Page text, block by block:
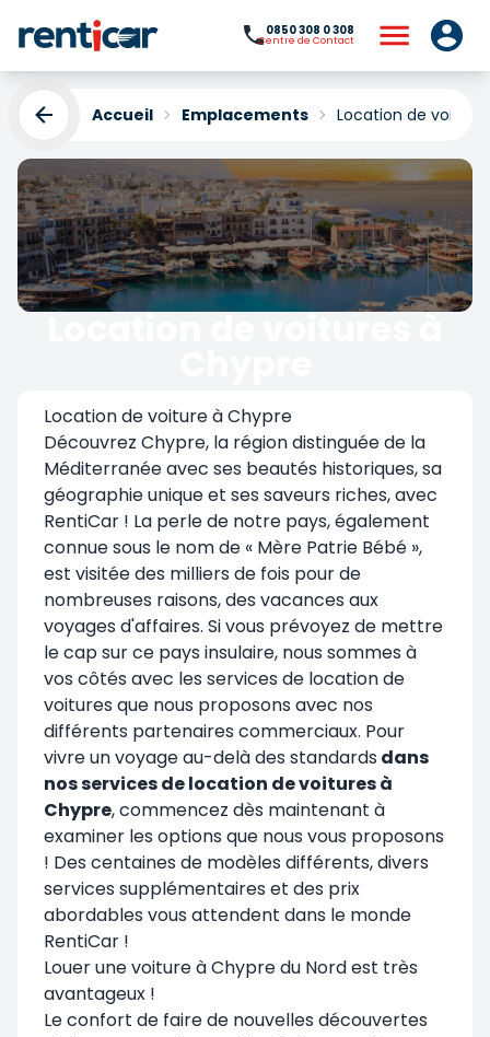
0850 308 0 308
Centre de Contact
Accueil Emplacements Location de
Location de voitures à
Location de voiture à Chypre
Découvrez Chypre, la région distinguée de la
Méditerranée avec ses beautés historiques, sa
géographie unique et ses saveurs riches, avec
RentiCar ! La perle de notre pays, également
connue sous le nom de « Mère Patrie Bébé »,
est visitée des milliers de fois pour de
nombreuses raisons, des vacances aux
voyages d'affaires. Si vous prévoyez de mettre
le cap sur ce pays insulaire, nous sommes à
vos côtés avec les services de location de
voitures que nous proposons avec nos
différents partenaires commerciaux. Pour
vivre un voyage au-delà des standards dans
nos services de location de voitures à
Chypre, commencez dès maintenant à
examiner les options que nous vous proposons
! Des centaines de modèles différents, divers
services supplémentaires et des prix
abordables vous attendent dans le monde
RentiCar !
Louer une voiture à Chypre du Nord est très
avantageux !
Le confort de faire de nouvelles découvertes